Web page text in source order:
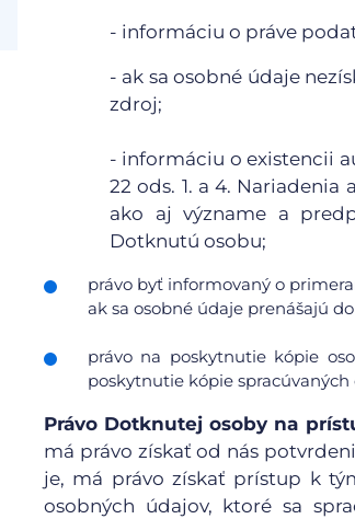
- informáciu o práve
- ak sa osobné údaje
zdroj;
- informáciu o existencii
22 ods. 1. a 4.
ako aj význame a
Dotknutú osobu;
právo byť informovaný o
ak sa osobné údaje prenášajú
právo na poskytnutie kópie
poskytnutie kópie
Právo Dotknutej osoby na
má právo získať od nás
je, má právo získať prístup k
osobných údajov, ktoré sa